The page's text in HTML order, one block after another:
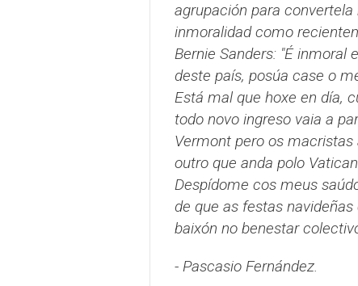
agrupación para
inmoralidad como
Bernie Sanders: "É inmoral
deste país, posúa case o
Está mal que hoxe en día,
todo novo ingreso vaia a
Vermont pero os
outro que anda polo
Despídome cos meus
de que as festas
baixón no benestar
- Pascasio Fernández.